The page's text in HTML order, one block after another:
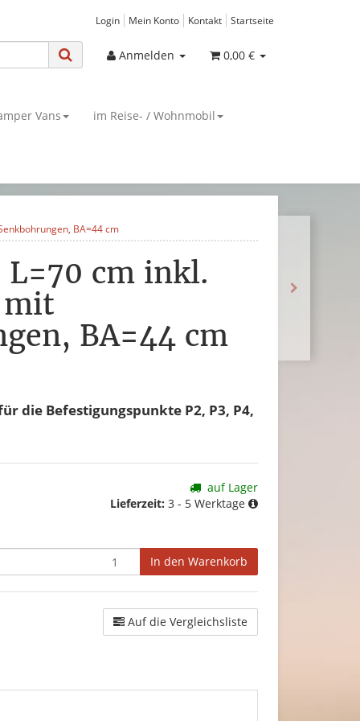
Login Mein Konto Kontakt Startseite
Anmelden 0,00 €
Vans im Reise- / Wohnmobil
BA=44 cm
L=70 cm inkl.
mit
BA=44 cm
die Befestigungspunkte P2, P3, P4,
auf Lager
Lieferzeit: 3 - 5 Werktage
In den Warenkorb
Auf die Vergleichsliste